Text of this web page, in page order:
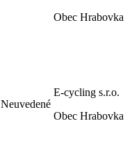
Obec Hrabovka
Neuvedené
E-cycling s.r.o.
Obec Hrabovka